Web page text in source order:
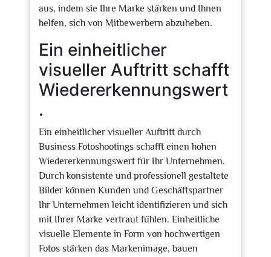
aus, indem sie Ihre Marke stärken und Ihnen
helfen, sich von Mitbewerbern abzuheben.
Ein einheitlicher
visueller Auftritt schafft
Wiedererkennungswert
.
Ein einheitlicher visueller Auftritt durch
Business Fotoshootings schafft einen hohen
Wiedererkennungswert für Ihr Unternehmen.
Durch konsistente und professionell gestaltete
Bilder können Kunden und Geschäftspartner
Ihr Unternehmen leicht identifizieren und sich
mit Ihrer Marke vertraut fühlen. Einheitliche
visuelle Elemente in Form von hochwertigen
Fotos stärken das Markenimage, bauen